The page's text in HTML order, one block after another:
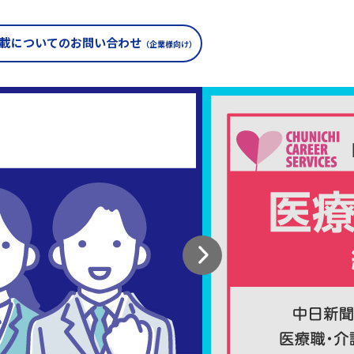
についてのお問い合わせ （企業様向け）